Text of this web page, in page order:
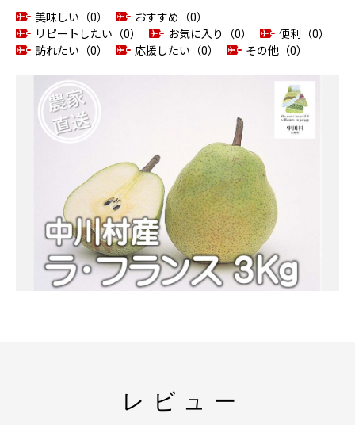
美味しい（0）
おすすめ（0）
リピートしたい（0）
お気に入り（0）
便利（0）
訪れたい（0）
応援したい（0） その他（0）
レビュー